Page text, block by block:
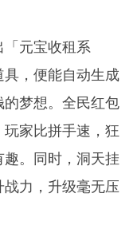
「元宝收租系
，便能自动生成
梦想。全民红包
家比拼手速，狂
。同时，洞天挂
力，升级毫无压